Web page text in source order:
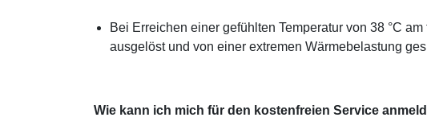
Bei Erreichen einer gefühlten Temperatur von 38 °C
ausgelöst und von einer extremen Wärmebelastung
Wie kann ich mich für den kostenfreien Service